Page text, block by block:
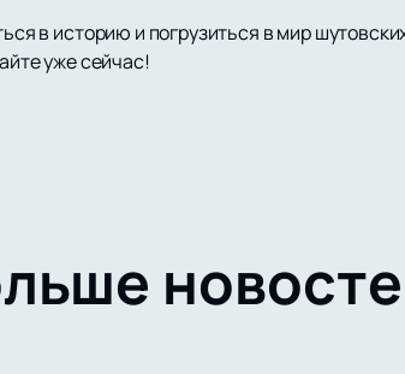
в историю и погрузиться в мир
уже сейчас!